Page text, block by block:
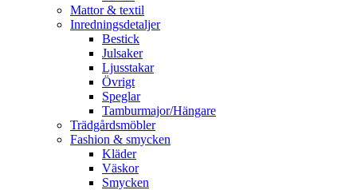
Mattor & textil
Inredningsdetaljer
Bestick
Julsaker
Ljusstakar
Övrigt
Speglar
Tamburmajor/Hängare
Trädgårdsmöbler
Fashion & smycken
Kläder
Väskor
Smycken